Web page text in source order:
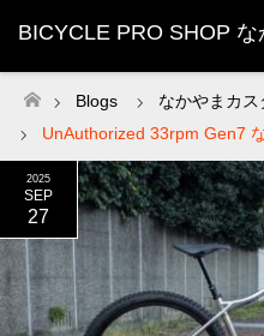
BICYCLE PRO SHOP な
ホーム
Blogs なかやまカス
UnAuthorized 33rpm Gen7
2025
SEP
27